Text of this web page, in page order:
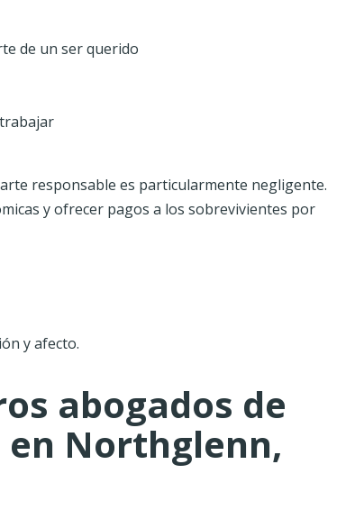
de un ser querido
responsable es particularmente negligente.
y ofrecer pagos a los sobrevivientes por
y afecto.
abogados de
Northglenn,